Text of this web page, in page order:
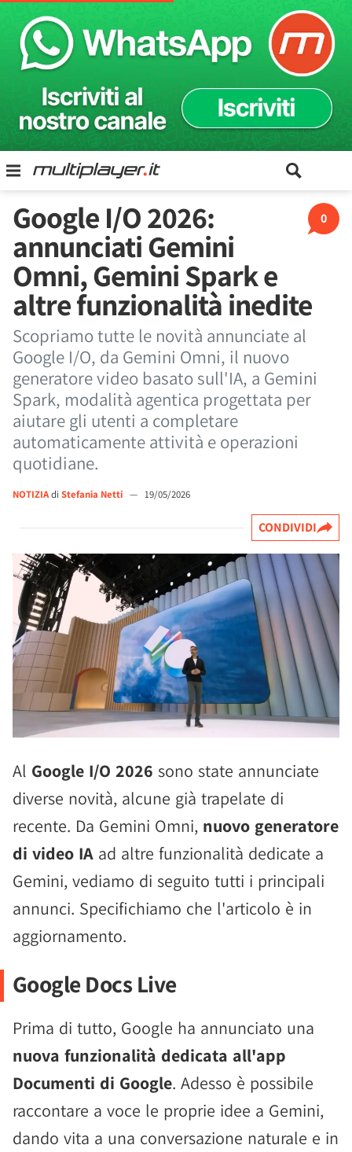
0
Google I/O 2026:
annunciati Gemini
Omni, Gemini Spark e
altre funzionalità inedite
Scopriamo tutte le novità annunciate al
Google I/O, da Gemini Omni, il nuovo
generatore video basato sull'IA, a Gemini
Spark, modalità agentica progettata per
aiutare gli utenti a completare
automaticamente attività e operazioni
quotidiane.
NOTIZIAdi Stefania Netti — 19/05/2026
CONDIVIDI
Al Google I/O 2026 sono state annunciate
diverse novità, alcune già trapelate di
recente. Da Gemini Omni, nuovo generatore
di video IA ad altre funzionalità dedicate a
Gemini, vediamo di seguito tutti i principali
annunci. Specifichiamo che l'articolo è in
aggiornamento.
Google Docs Live
Prima di tutto, Google ha annunciato una
nuova funzionalità dedicata all'app
Documenti di Google. Adesso è possibile
raccontare a voce le proprie idee a Gemini,
dando vita a una conversazione naturale e in